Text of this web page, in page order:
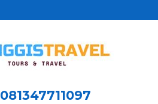
081347711097